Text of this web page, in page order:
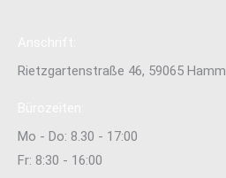
Rietzgartenstraße 46, 59065 Hamm
Mo - Do: 8.30 - 17:00
Fr: 8:30 - 16:00